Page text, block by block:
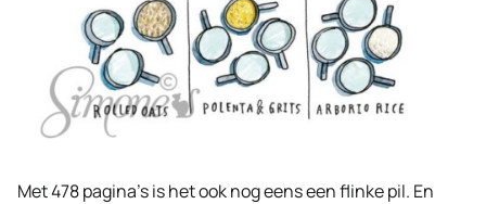
Met 478 pagina’s is het ook nog eens een flinke pil. En